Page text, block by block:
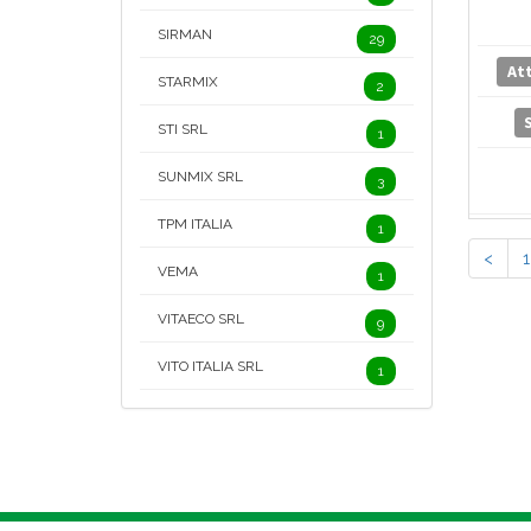
< 1
SIRMAN 29
STARMIX 2
STI SRL 1
SUNMIX SRL 3
TPM ITALIA 1
VEMA 1
VITAECO SRL 9
VITO ITALIA SRL 1